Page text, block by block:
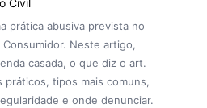
Civil
prática abusiva prevista no
Neste artigo,
casada, o que diz o art.
práticos, tipos mais comuns,
e onde denunciar.